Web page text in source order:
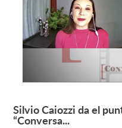
Admisión
Pregrado
Silvio Caiozzi da el
“Conversa...